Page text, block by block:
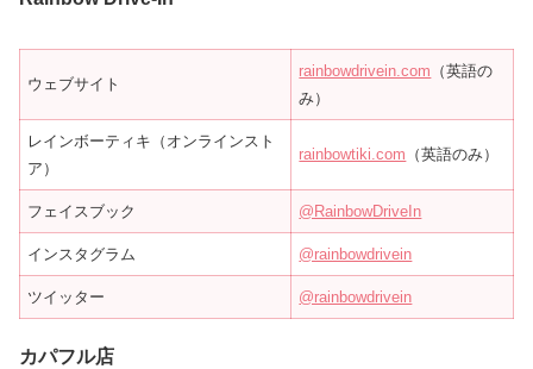
ウェブサイト
rainbowdrivein.com （英語の
み）
レインボーティキ（オンラインスト
ア）
rainbowtiki.com （英語のみ）
フェイスブック @RainbowDriveIn
インスタグラム @rainbowdrivein
ツイッター @rainbowdrivein
カパフル店